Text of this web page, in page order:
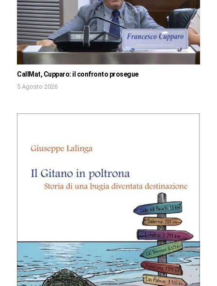
CallMat, Cupparo: il confronto prosegue
5 Agosto 2026